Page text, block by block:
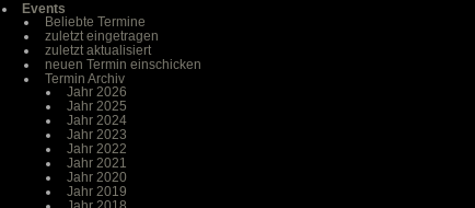
Events
Beliebte Termine
zuletzt eingetragen
zuletzt aktualisiert
neuen Termin einschicken
Termin Archiv
Jahr 2026
Jahr 2025
Jahr 2024
Jahr 2023
Jahr 2022
Jahr 2021
Jahr 2020
Jahr 2019